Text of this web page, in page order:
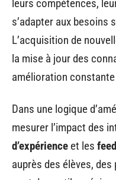
leurs compétences,
s’adapter aux besoins
L’acquisition de
la mise à jour des
amélioration
Dans une logique
mesurer l’impact des
d’expérience et les
auprès des élèves,